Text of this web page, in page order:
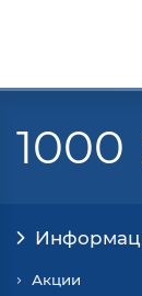
1000
Акции